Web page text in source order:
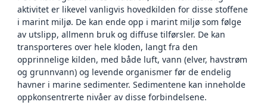
aktivitet er likevel vanligvis hovedkilden for disse stoffene
i marint miljø. De kan ende opp i marint miljø som følge
av utslipp, allmenn bruk og diffuse tilførsler. De kan
transporteres over hele kloden, langt fra den
opprinnelige kilden, med både luft, vann (elver, havstrøm
og grunnvann) og levende organismer før de endelig
havner i marine sedimenter. Sedimentene kan inneholde
oppkonsentrerte nivåer av disse forbindelsene.